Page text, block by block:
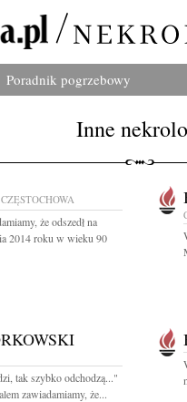
Poradnik pogrzebowy
Inne
CZĘSTOCHOWA
że odszedł na
2014 roku w wieku 90
tak szybko odchodzą..."
zawiadamiamy, że...